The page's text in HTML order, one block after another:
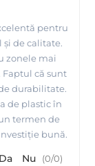
pentru
de calitate.
zonele mai
că sunt
durabilitate.
de plastic în
termen de
bună.
Da Nu (0/0)